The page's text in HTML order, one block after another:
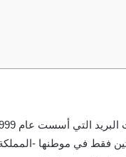
فقط في موطنها -